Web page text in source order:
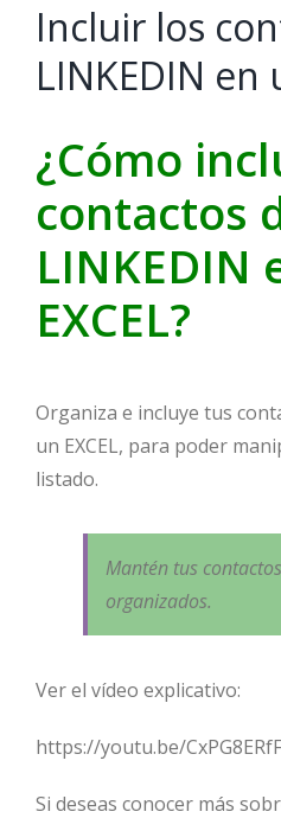
Incluir los
LINKEDIN en
¿Cómo
contactos
LINKEDIN
EXCEL?
Organiza e incluye tus
un EXCEL, para poder
listado.
Mantén tus
organizados.
Ver el vídeo explicativo:
https://youtu.be/
Si deseas conocer más